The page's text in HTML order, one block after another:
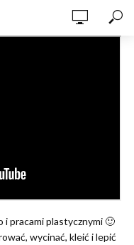
i pracami plastycznymi 🙂
wycinać, kleić i lepić